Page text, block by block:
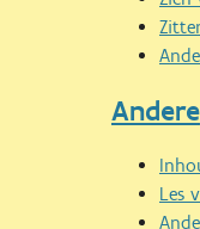
Andere
Les